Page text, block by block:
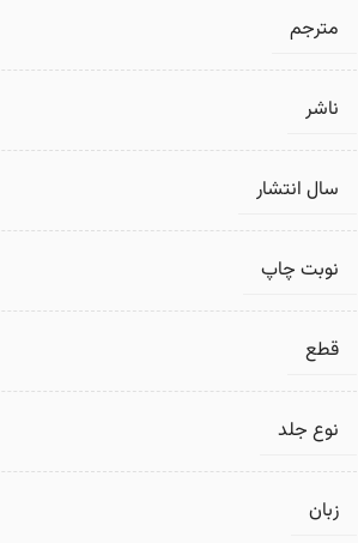
مترجم
ناشر
سال انتشار
نوبت چاپ
قطع
نوع جلد
زبان